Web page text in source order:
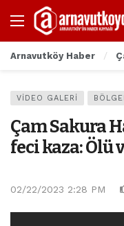
Arnavutköy Haber
VIDEO GALERI
Çam Sakura
feci kaza: Ölü
02/22/2023 2:28 PM